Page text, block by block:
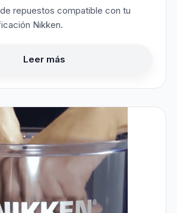
repuestos compatible con tu
Nikken.
Leer más